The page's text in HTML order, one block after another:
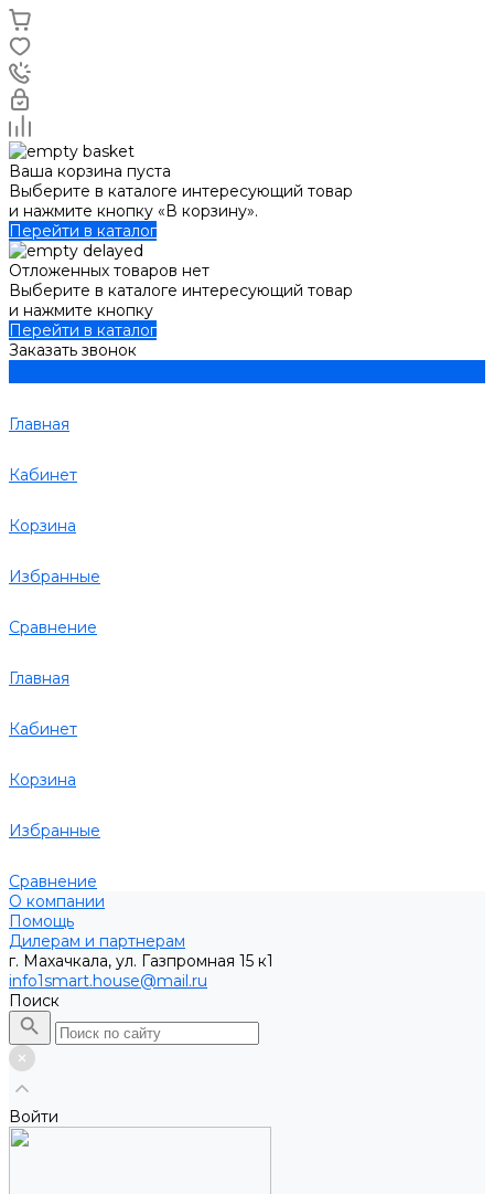
Ваша корзина пуста
Выберите в каталоге интересующий товар
и нажмите кнопку «В корзину».
Перейти в каталог
Отложенных товаров нет
Выберите в каталоге интересующий товар
и нажмите кнопку
Перейти в каталог
Заказать звонок
Главная
Кабинет
Корзина
Избранные
Сравнение
Главная
Кабинет
Корзина
Избранные
Сравнение
О компании
Помощь
Дилерам и партнерам
г. Махачкала, ул. Газпромная 15 к1
info1smart.house@mail.ru
Поиск
Войти